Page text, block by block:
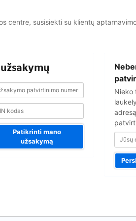
centre, susisiekti su klientų
Patikrinti mano
užsakymą
Nieko
pašto
adresas